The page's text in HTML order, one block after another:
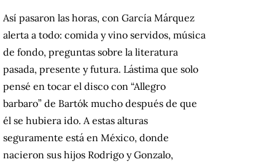
Así pasaron las horas, con García Márquez
alerta a todo: comida y vino servidos, música
de fondo, preguntas sobre la literatura
pasada, presente y futura. Lástima que solo
pensé en tocar el disco con “Allegro
barbaro” de Bartók mucho después de que
él se hubiera ido. A estas alturas
seguramente está en México, donde
nacieron sus hijos Rodrigo y Gonzalo,